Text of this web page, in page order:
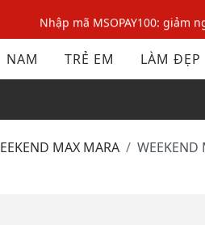
Nhập mã MSOPAY100: giảm
Nhập mã: MSOXINCHAO -
Nhập mã MSOPAY100: giảm
NAM TRẺ EM LÀM ĐẸP
WEEKEND MAX MARA